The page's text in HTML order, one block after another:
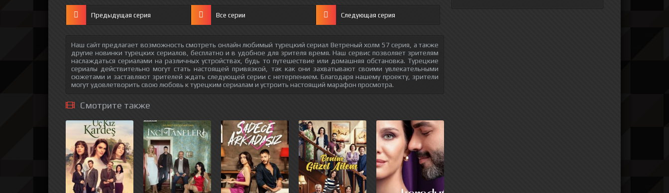
Предыдущая серия Все серии Следующая серия
Наш сайт предлагает возможность смотреть онлайн любимый турецкий сериал Ветреный холм 57 серия, а также
другие новинки турецких сериалов, бесплатно и в удобное для зрителя время. Наш сервис позволяет зрителям
наслаждаться сериалами на различных устройствах, будь то путешествие или домашняя обстановка. Турецкие
сериалы действительно могут стать настоящей привязкой, так как они захватывают своими увлекательными
сюжетами и заставляют зрителей ждать следующей серии с нетерпением. Благодаря нашему проекту, зрители
могут удовлетворить свою любовь к турецким сериалам и устроить настоящий марафон просмотра.
Смотрите также